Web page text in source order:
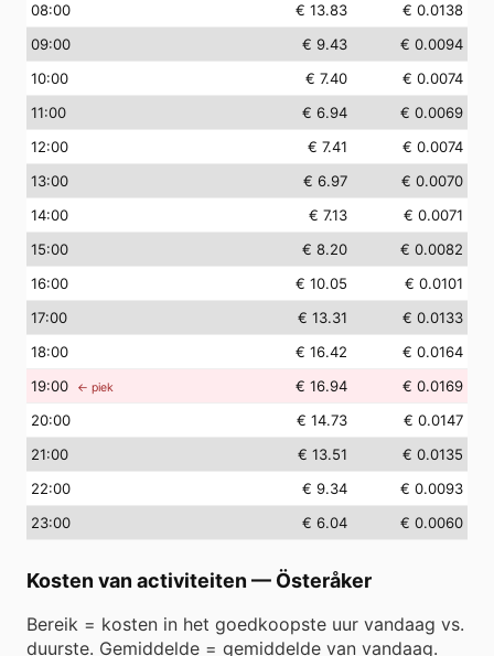
08:00 € 13.83
€ 0.0138
09:00 € 9.43
€ 0.0094
10:00 € 7.40
€ 0.0074
11:00 € 6.94
€ 0.0069
12:00 € 7.41
€ 0.0074
13:00 € 6.97
€ 0.0070
14:00 € 7.13
€ 0.0071
15:00 € 8.20
€ 0.0082
16:00 € 10.05
€ 0.0101
17:00 € 13.31
€ 0.0133
18:00 € 16.42
€ 0.0164
19:00 ← piek € 16.94
€ 0.0169
20:00 € 14.73
€ 0.0147
21:00 € 13.51
€ 0.0135
22:00 € 9.34
€ 0.0093
23:00 € 6.04 € 0.0060
Kosten van activiteiten — Österåker
Bereik = kosten in het goedkoopste uur vandaag vs.
duurste. Gemiddelde = gemiddelde van vandaag.